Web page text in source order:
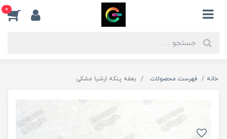
0
خانه فهرست محصولات یعقه پنکه ارشیا مشکی